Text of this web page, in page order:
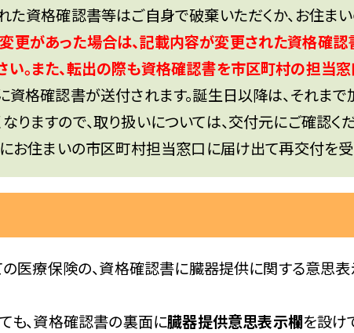
資格確認書等はご自身で破棄いただくか、お住ま
があった場合は、記載内容が変更された資格確認
。また、転出の際も資格確認書を市区町村の担当窓
資格確認書が送付されます。誕生日以降は、それま
ますので、取り扱いについては、交付元にご確認くだ
お住まいの市区町村担当窓口に届け出て再交付を受
療保険の、資格確認書に臓器提供に関する意思表
、資格確認書の裏面に臓器提供意思表示欄を設け